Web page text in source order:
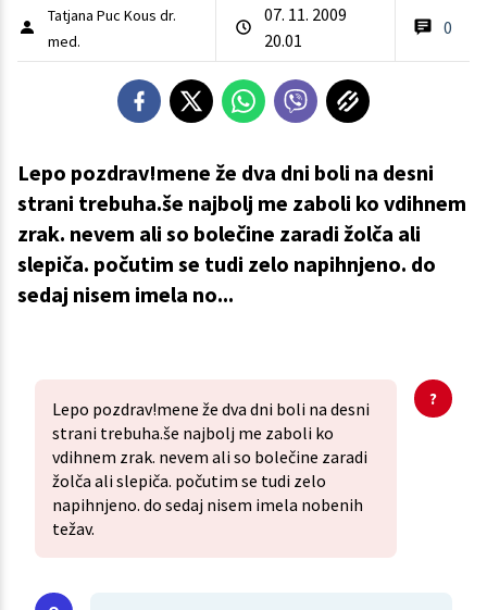
Tatjana Puc Kous dr.
med.
07. 11. 2009
20.01
0
Lepo pozdrav!mene že dva dni boli na desni
strani trebuha.še najbolj me zaboli ko vdihnem
zrak. nevem ali so bolečine zaradi žolča ali
slepiča. počutim se tudi zelo napihnjeno. do
sedaj nisem imela no...
Lepo pozdrav!mene že dva dni boli na desni
strani trebuha.še najbolj me zaboli ko
vdihnem zrak. nevem ali so bolečine zaradi
žolča ali slepiča. počutim se tudi zelo
napihnjeno. do sedaj nisem imela nobenih
težav.